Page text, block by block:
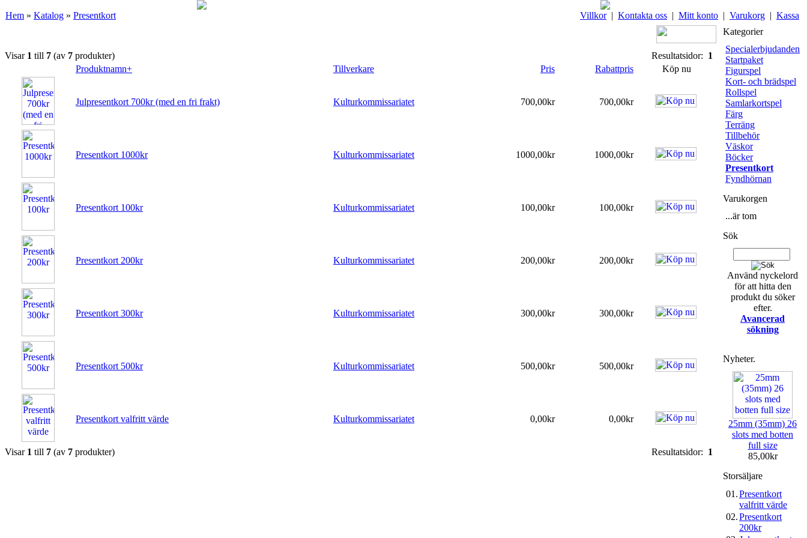
Hem » Katalog » Presentkort Villkor| Kontakta oss | Mitt konto | Varukorg | Kassa
Visar 1 till 7 (av 7 produkter) Resultatsidor: 1
Produktnamn+
Tillverkare Pris Rabattpris Köp nu
Julpresentkort 700kr (med en fri frakt) Kulturkommissariatet 700,00kr 700,00kr
Presentkort 1000kr Kulturkommissariatet 1000,00kr 1000,00kr
Presentkort 100kr Kulturkommissariatet 100,00kr 100,00kr
Presentkort 200kr Kulturkommissariatet 200,00kr 200,00kr
Presentkort 300kr Kulturkommissariatet 300,00kr 300,00kr
Presentkort 500kr Kulturkommissariatet 500,00kr 500,00kr
Presentkort valfritt värde Kulturkommissariatet 0,00kr 0,00kr
Visar 1 till 7 (av 7 produkter) Resultatsidor: 1
Kategorier
Specialerbjudanden
Startpaket
Figurspel
Kort- och brädspel
Rollspel
Samlarkortspel
Färg
Terräng
Tillbehör
Väskor
Böcker
Presentkort
Fyndhörnan
Varukorgen
...är tom
Sök
Använd nyckelord
för att hitta den
produkt du söker
efter.
Avancerad
sökning
Nyheter.
25mm (35mm) 26
slots med botten
full size
85,00kr
Storsäljare
01.Presentkort
valfritt värde
02.Presentkort
200kr